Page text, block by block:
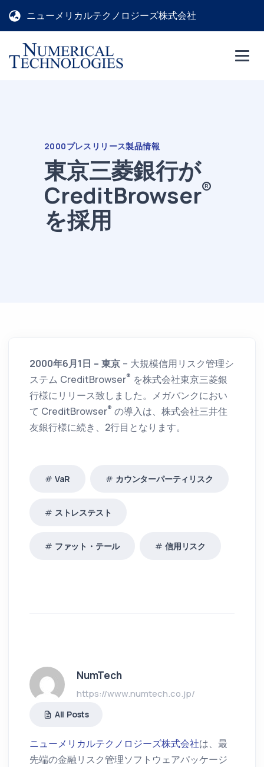
ニューメリカルテクノロジーズ株式会社
2000プレスリリース製品情報
東京三菱銀行が
CreditBrowser®
を採用
2000年6月1日 – 東京 – 大規模信用リスク管理シ
ステム CreditBrowser® を株式会社東京三菱銀
行様にリリース致しました。メガバンクにおい
て CreditBrowser® の導入は、株式会社三井住
友銀行様に続き、2行目となります。
VaR カウンターパーティリスク
ストレステスト
ファット・テール 信用リスク
NumTech
https://www.numtech.co.jp/
All Posts
ニューメリカルテクノロジーズ株式会社は、最
先端の金融リスク管理ソフトウェアパッケージ